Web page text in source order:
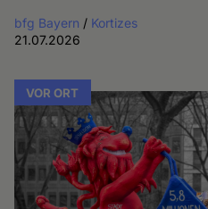
bfg Bayern / Kortizes
21.07.2026
VOR ORT